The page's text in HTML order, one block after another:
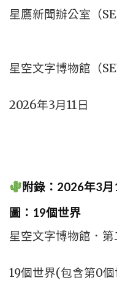
星鷹新聞辦公室（
星空文字博物館（
2026年3月11日
附錄：2026年3
圖：19個世界
星空文字博物館．
19個世界(包含第0